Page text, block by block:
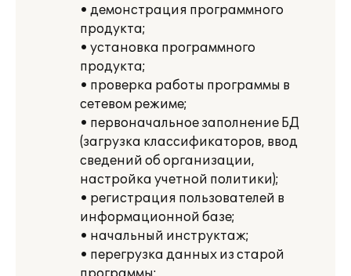
• демонстрация программного
продукта;
• установка программного
продукта;
• проверка работы программы в
сетевом режиме;
• первоначальное заполнение БД
(загрузка классификаторов, ввод
сведений об организации,
настройка учетной политики);
• регистрация пользователей в
информационной базе;
• начальный инструктаж;
• перегрузка данных из старой